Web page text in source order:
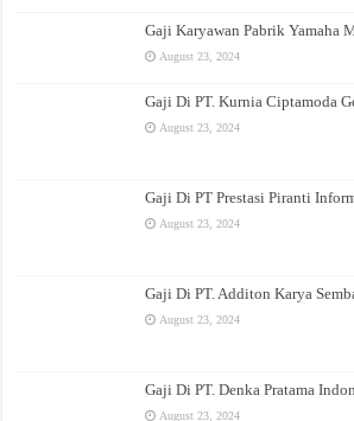
Gaji Karyawan Pabrik Yamaha
August 23, 2024
Gaji Di PT. Kurnia Ciptamoda
August 23, 2024
Gaji Di PT Prestasi Piranti
August 23, 2024
Gaji Di PT. Additon Karya
August 23, 2024
Gaji Di PT. Denka Pratama
August 23, 2024